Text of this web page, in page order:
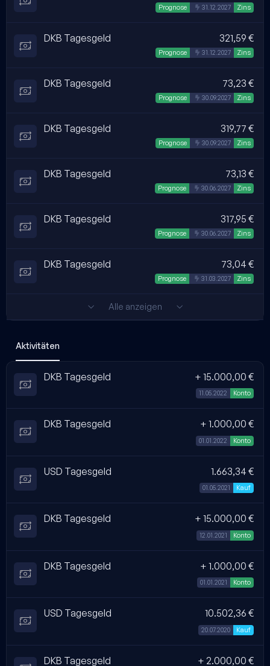
Prognose Automatisch erstellt
31.12.2027 Zins
DKB Tagesgeld 321,59 €
Prognose Automatisch erstellt
31.12.2027 Zins
DKB Tagesgeld 73,23 €
Prognose Automatisch erstellt
30.09.2027 Zins
DKB Tagesgeld 319,77 €
Prognose Automatisch erstellt
30.09.2027 Zins
DKB Tagesgeld 73,13 €
Prognose Automatisch erstellt
30.06.2027 Zins
DKB Tagesgeld 317,95 €
Prognose Automatisch erstellt
30.06.2027 Zins
DKB Tagesgeld 73,04 €
Prognose Automatisch erstellt
31.03.2027 Zins
Alle anzeigen
Aktivitäten
DKB Tagesgeld + 15.000,00 €
11.05.2022 Konto
DKB Tagesgeld + 1.000,00 €
01.01.2022 Konto
USD Tagesgeld 1.663,34 €
01.05.2021 Kauf
DKB Tagesgeld + 15.000,00 €
12.01.2021 Konto
DKB Tagesgeld + 1.000,00 €
01.01.2021 Konto
USD Tagesgeld 10.502,36 €
20.07.2020 Kauf
DKB Tagesgeld + 2.000,00 €